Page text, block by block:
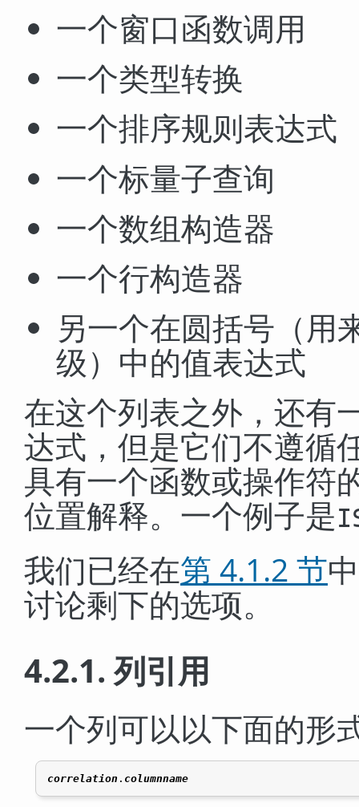
一个窗口函数调用
一个类型转换
一个排序规则表达式
一个标量子查询
一个数组构造器
一个行构造器
另一个在圆括号（用
级）中的值表达式
在这个列表之外，还有
达式，但是它们不遵循
具有一个函数或操作符
位置解释。一个例子是
我们已经在第 4.1.2 节
讨论剩下的选项。
4.2.1. 列引用
一个列可以以下面的形
correlation . columnname